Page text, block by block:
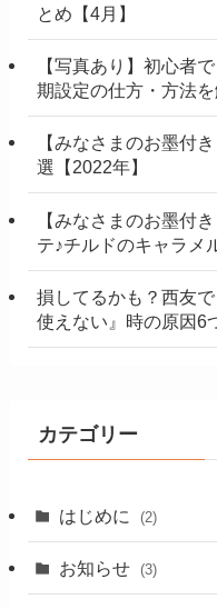
とめ【4月】
【写真あり】初心者
期設定の仕方・方法を
【みなさまのお墨付
選【2022年】
【みなさまのお墨付
テ♪チルドのキャラメ
損してるかも？西友
使えない』時の原因6
カテゴリー
はじめに (2)
お知らせ (3)